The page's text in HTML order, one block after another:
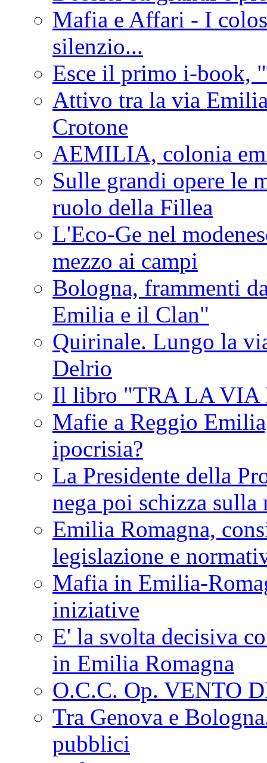
Mafia e Affari - I
silenzio...
Esce il primo i-book,
Attivo tra la via
Crotone
AEMILIA, colonia
Sulle grandi opere le
ruolo della Fillea
L'Eco-Ge nel
mezzo ai campi
Bologna, frammenti
Emilia e il Clan"
Quirinale. Lungo la
Delrio
Il libro "TRA LA
Mafie a Reggio
ipocrisia?
La Presidente della
nega poi schizza sulla
Emilia Romagna,
legislazione e
Mafia in Emilia-
iniziative
E' la svolta decisiva
in Emilia Romagna
O.C.C. Op. VENTO
Tra Genova e
pubblici